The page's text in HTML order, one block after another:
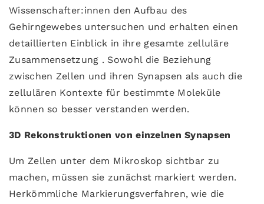
Wissenschafter:innen den Aufbau des
Gehirngewebes untersuchen und erhalten einen
detaillierten Einblick in ihre gesamte zelluläre
Zusammensetzung . Sowohl die Beziehung
zwischen Zellen und ihren Synapsen als auch die
zellulären Kontexte für bestimmte Moleküle
können so besser verstanden werden.
3D Rekonstruktionen von einzelnen Synapsen
Um Zellen unter dem Mikroskop sichtbar zu
machen, müssen sie zunächst markiert werden.
Herkömmliche Markierungsverfahren, wie die